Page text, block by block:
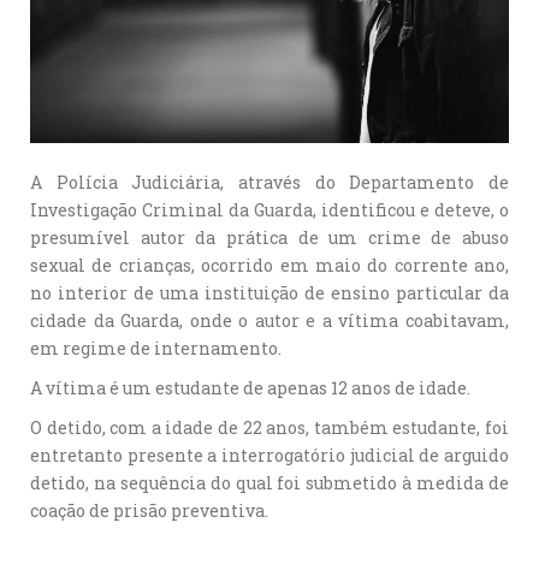
A Polícia Judiciária, através do Departamento de
Investigação Criminal da Guarda, identificou e deteve, o
presumível autor da prática de um crime de abuso
sexual de crianças, ocorrido em maio do corrente ano,
no interior de uma instituição de ensino particular da
cidade da Guarda, onde o autor e a vítima coabitavam,
em regime de internamento.
A vítima é um estudante de apenas 12 anos de idade.
O detido, com a idade de 22 anos, também estudante, foi
entretanto presente a interrogatório judicial de arguido
detido, na sequência do qual foi submetido à medida de
coação de prisão preventiva.